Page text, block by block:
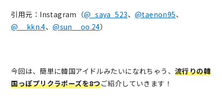
引用元：Instagram（@_saya_523、 @taenon95、
@__kkn.4、@sun__oo.24）
今回は、簡単に韓国アイドルみたいになれちゃう、流行りの韓
国っぽプリクラポーズを8つご紹介していきます！